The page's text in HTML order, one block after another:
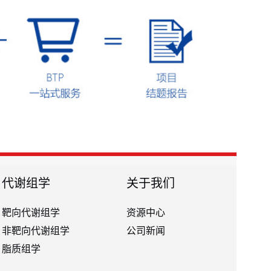
代谢组学
靶向代谢组学
非靶向代谢组学
脂质组学
关于我们
资源中心
公司新闻